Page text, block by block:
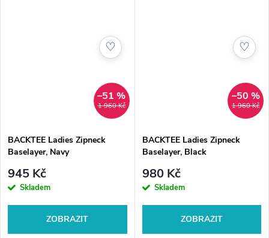
1 960 Kč
–51 %
BACKTEE Ladies Zipneck
Baselayer, Navy
945 Kč
Skladem
ZOBRAZIT
♡
1 960 Kč
–50 %
BACKTEE Ladies Zipneck
Baselayer, Black
980 Kč
Skladem
ZOBRAZIT
♡